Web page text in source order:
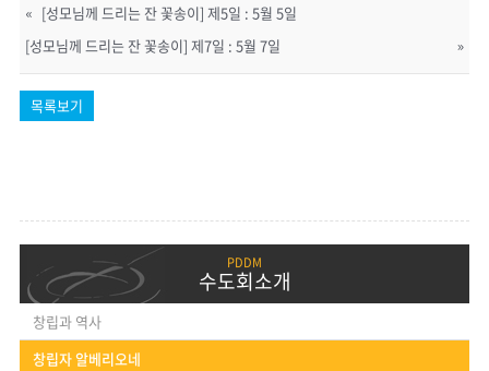
« [성모님께 드리는 잔 꽃송이] 제5일 : 5월 5일
[성모님께 드리는 잔 꽃송이] 제7일 : 5월 7일
»
목록보기
수도회소개
창립과 역사
창립자 알베리오네